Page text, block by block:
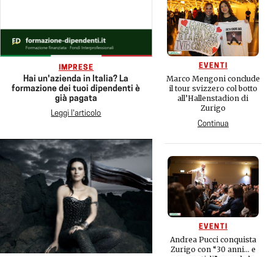
IMPRESE
Hai un'azienda in Italia? La
formazione dei tuoi dipendenti è
già pagata
Leggi l'articolo
EVENTI
Marco Mengoni conclude
il tour svizzero col botto
all’Hallenstadion di
Zurigo
Continua
EVENTI
Andrea Pucci conquista
Zurigo con “30 anni… e